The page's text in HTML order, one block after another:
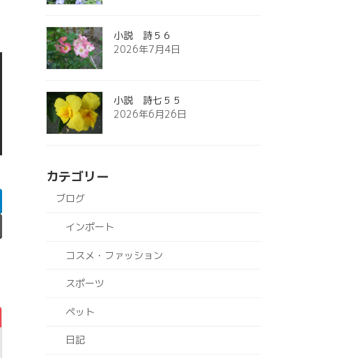
小説 詩５６
2026年7月4日
小説 詩七５５
2026年6月26日
カテゴリー
ブログ
インポート
コスメ・ファッション
スポーツ
ペット
日記